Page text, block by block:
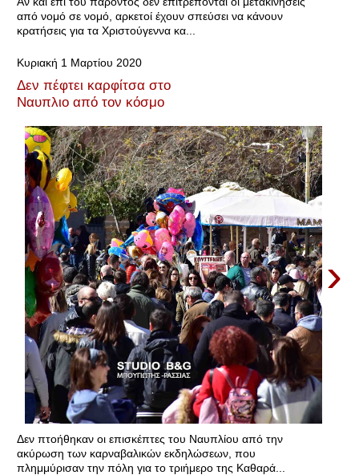
από νομό σε νομό, αρκετοί έχουν σπεύσει να κάνουν
κρατήσεις για τα Χριστούγεννα κα...
Κυριακή 1 Μαρτίου 2020
Δεν πέφτει καρφίτσα στο
Ναυπλιο από τον κόσμο
›
Δεν πτοήθηκαν οι επισκέπτες του Ναυπλίου από την
ακύρωση των καρναβαλικών εκδηλώσεων, που
πλημμύρισαν την πόλη για το τριήμερο της Καθαρά...